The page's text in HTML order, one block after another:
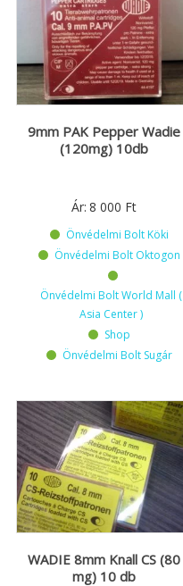
9mm PAK Pepper Wadie
(120mg) 10db
Ár: 8 000 Ft
Önvédelmi Bolt Köki
Önvédelmi Bolt Oktogon
Önvédelmi Bolt World Mall (
Asia Center )
Shop
Önvédelmi Bolt Sugár
WADIE 8mm Knall CS (80
mg) 10 db